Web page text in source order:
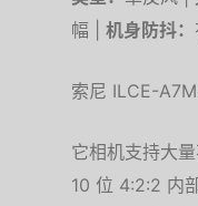
幅 | 机身防抖：
索尼 ILCE-
它相机支持大
10 位 4:2:2 内